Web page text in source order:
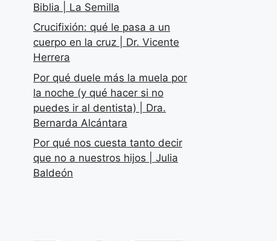
Biblia | La Semilla
Crucifixión: qué le pasa a un
cuerpo en la cruz | Dr. Vicente
Herrera
Por qué duele más la muela por
la noche (y qué hacer si no
puedes ir al dentista) | Dra.
Bernarda Alcántara
Por qué nos cuesta tanto decir
que no a nuestros hijos | Julia
Baldeón